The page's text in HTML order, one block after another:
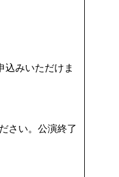
みいただけま
さい。公演終了